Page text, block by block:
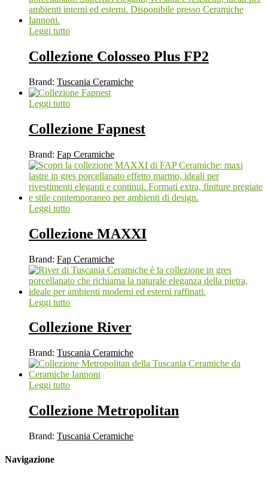
Leggi tutto
Collezione Colosseo Plus FP2
Brand: Tuscania Ceramiche
Leggi tutto
Collezione Fapnest
Brand: Fap Ceramiche
Leggi tutto
Collezione MAXXI
Brand: Fap Ceramiche
Leggi tutto
Collezione River
Brand: Tuscania Ceramiche
Leggi tutto
Collezione Metropolitan
Brand: Tuscania Ceramiche
Navigazione